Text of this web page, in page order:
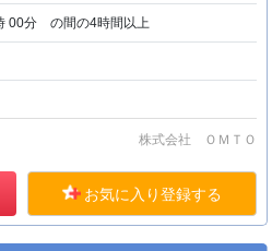
分 の間の4時間以上
株式会社 ＯＭＴＯ
お気に入り登録する